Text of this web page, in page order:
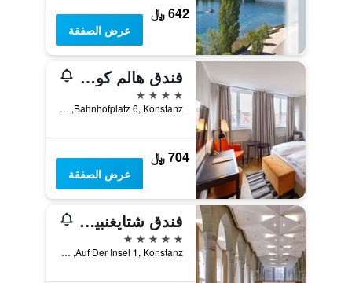
642 ﷼
عرض الصفقة
فندق هالم كونستانز
4 نجوم
Bahnhofplatz 6, Konstanz, بادن - فورتمبيرغ, ألمانيا
704 ﷼
عرض الصفقة
فندق شتايغنبيرغر انسيل
5 نجوم
Auf Der Insel 1, Konstanz, بادن - فورتمبيرغ, ألمانيا